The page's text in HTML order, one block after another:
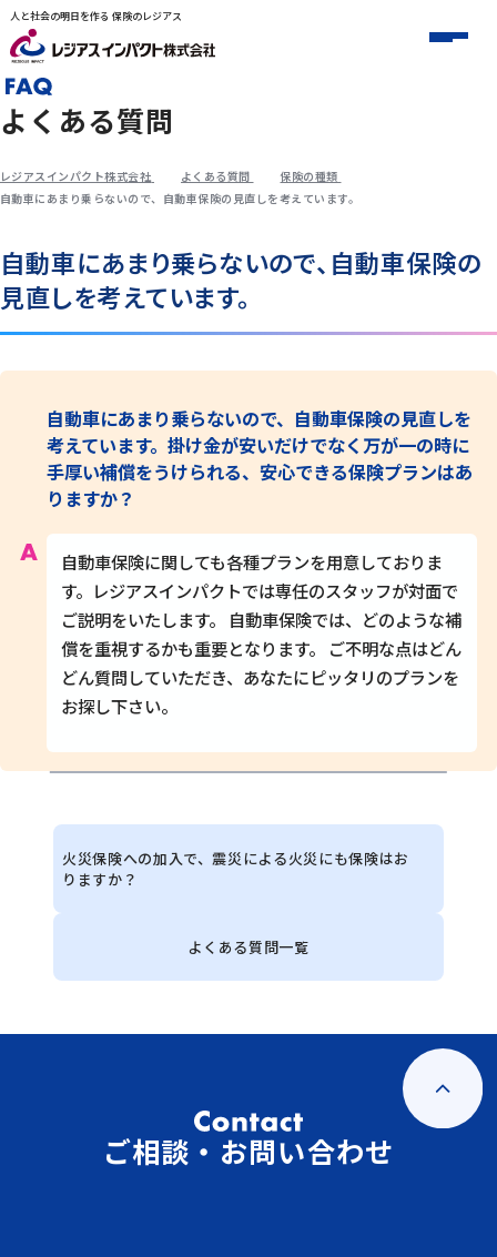
人と社会の明日を作る 保険のレジアス
よくある質問
レジアスインパクト株式会社 よくある質問
保険の種類
自動車にあまり乗らないので、自動車保険の見直しを考えています。
自動車にあまり乗らないので、自動車保険の
見直しを考えています。
自動車にあまり乗らないので、自動車保険の見直しを
考えています。掛け金が安いだけでなく万が一の時に
手厚い補償をうけられる、安心できる保険プランはあ
りますか？
自動車保険に関しても各種プランを用意しておりま
す。レジアスインパクトでは専任のスタッフが対面で
ご説明をいたします。 自動車保険では、どのような補
償を重視するかも重要となります。 ご不明な点はどん
どん質問していただき、あなたにピッタリのプランを
お探し下さい。
よくある質問一覧
火災保険への加入で、震災による火災にも保険はお
りますか？
ご相談・お問い合わせ